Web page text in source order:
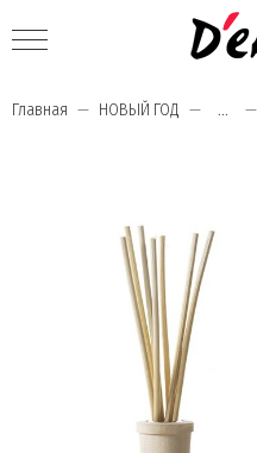
Главная НОВЫЙ ГОД ...